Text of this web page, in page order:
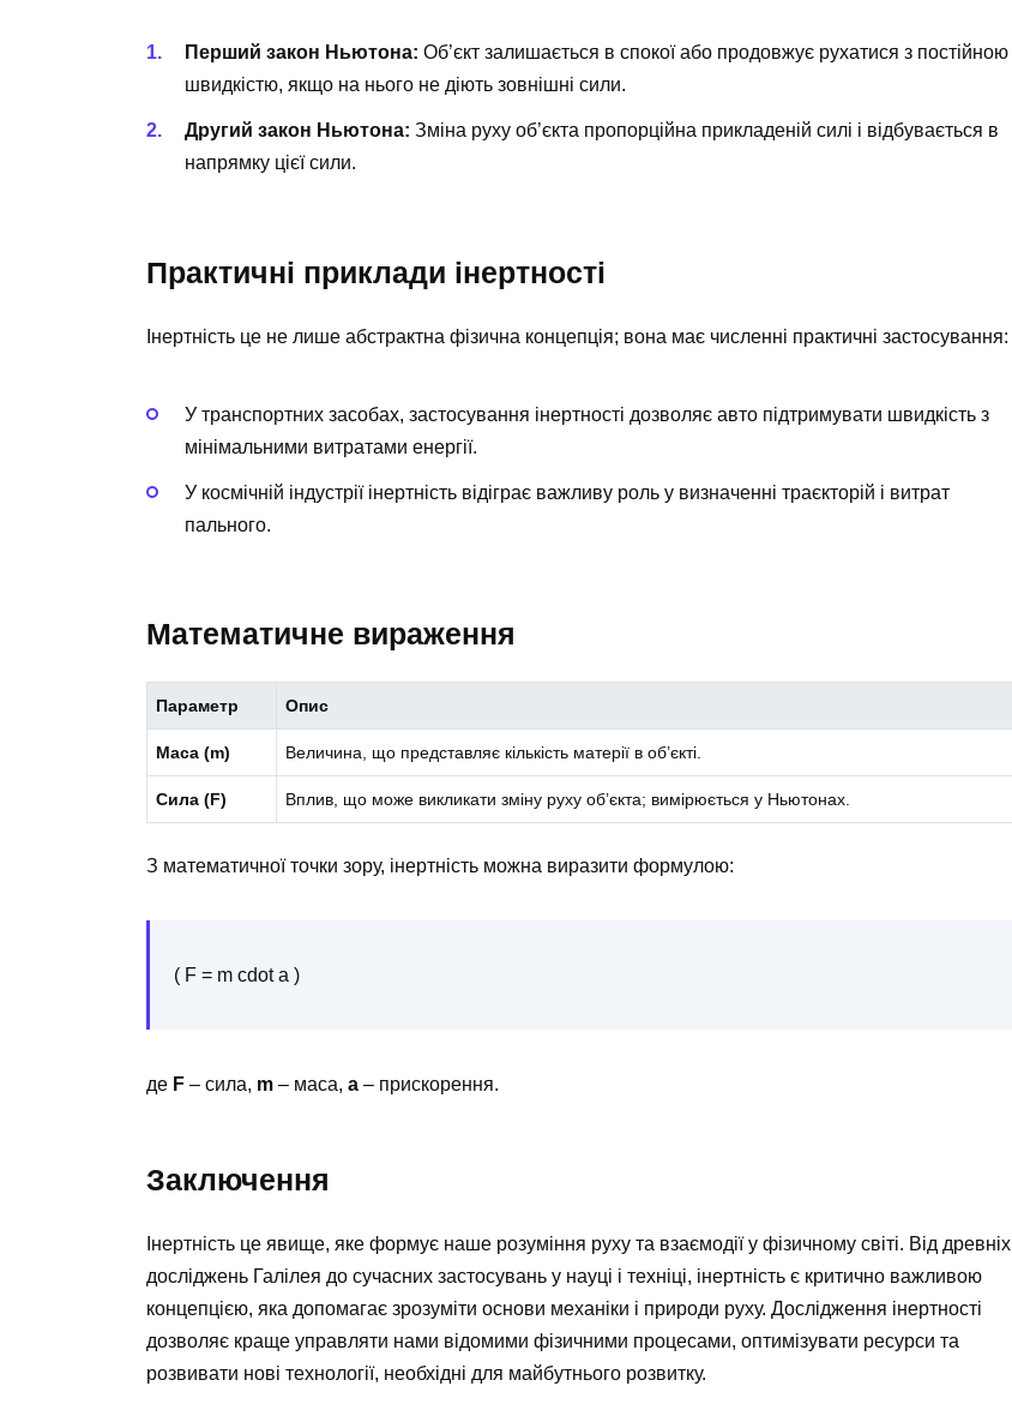
Перший закон Ньютона: Об’єкт залишається в спокої або продовжує рухатися з постійною
швидкістю, якщо на нього не діють зовнішні сили.
Другий закон Ньютона: Зміна руху об’єкта пропорційна прикладеній силі і відбувається в
напрямку цієї сили.
Практичні приклади інертності
Інертність це не лише абстрактна фізична концепція; вона має численні практичні застосування:
У транспортних засобах, застосування інертності дозволяє авто підтримувати швидкість з
мінімальними витратами енергії.
У космічній індустрії інертність відіграє важливу роль у визначенні траєкторій і витрат
пального.
Математичне вираження
Параметр Опис
Маcа (m) Величина, що представляє кількість матерії в об’єкті.
Сила (F) Вплив, що може викликати зміну руху об’єкта; вимірюється у Ньютонах.
З математичної точки зору, інертність можна виразити формулою:
( F = m cdot a )
де F – сила, m – маса, a – прискорення.
Заключення
Інертність це явище, яке формує наше розуміння руху та взаємодії у фізичному світі. Від древніх
досліджень Галілея до сучасних застосувань у науці і техніці, інертність є критично важливою
концепцією, яка допомагає зрозуміти основи механіки і природи руху. Дослідження інертності
дозволяє краще управляти нами відомими фізичними процесами, оптимізувати ресурси та
розвивати нові технології, необхідні для майбутнього розвитку.